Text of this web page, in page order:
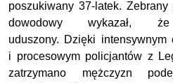
poszukiwany 37-latek. Zebrany
dowodowy wykazał,
uduszony. Dzięki intensywnym
i procesowym policjantów z
zatrzymano mężczyzn